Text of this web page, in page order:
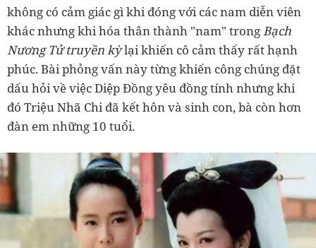
không có cảm giác gì khi đóng với các nam diễn viên
khác nhưng khi hóa thân thành "nam" trongBạch
Nương Tử truyền kỳlại khiến cô cảm thấy rất hạnh
phúc. Bài phỏng vấn này từng khiến công chúng đặt
dấu hỏi về việc Diệp Đồng yêu đồng tính nhưng khi
đó Triệu Nhã Chi đã kết hôn và sinh con, bà còn hơn
đàn em những 10 tuổi.